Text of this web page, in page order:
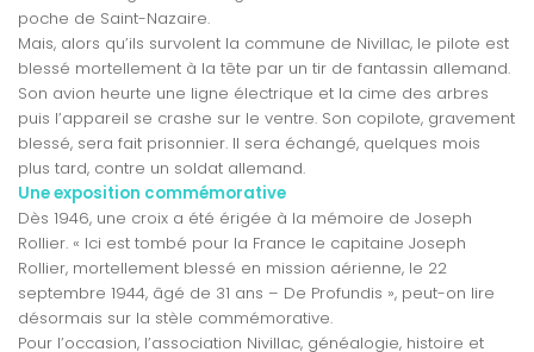
poche de Saint-Nazaire.
Mais, alors qu’ils survolent la commune de Nivillac, le pilote est
blessé mortellement à la tête par un tir de fantassin allemand.
Son avion heurte une ligne électrique et la cime des arbres
puis l’appareil se crashe sur le ventre. Son copilote, gravement
blessé, sera fait prisonnier. Il sera échangé, quelques mois
plus tard, contre un soldat allemand.
Une exposition commémorative
Dès 1946, une croix a été érigée à la mémoire de Joseph
Rollier. « Ici est tombé pour la France le capitaine Joseph
Rollier, mortellement blessé en mission aérienne, le 22
septembre 1944, âgé de 31 ans – De Profundis », peut-on lire
désormais sur la stèle commémorative.
Pour l’occasion, l’association Nivillac, généalogie, histoire et